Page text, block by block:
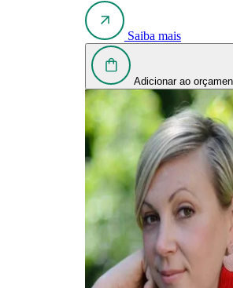
Saiba mais
Adicionar ao